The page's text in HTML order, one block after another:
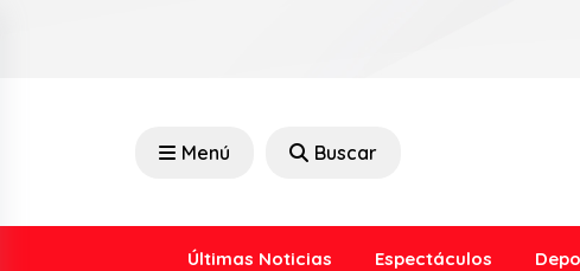
Menú Buscar
Últimas Noticias Espectáculos